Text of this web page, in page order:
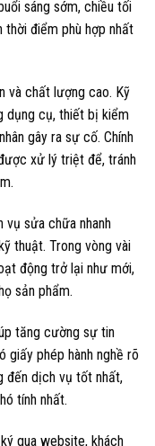
sáng sớm, chiều tối
thời điểm phù hợp nhất
và chất lượng cao. Kỹ
dụng cụ, thiết bị kiểm
gây ra sự cố. Chính
xử lý triệt để, tránh
vụ sửa chữa nhanh
thuật. Trong vòng vài
động trở lại như mới,
sản phẩm.
tăng cường sự tin
giấy phép hành nghề rõ
đến dịch vụ tốt nhất,
tính nhất.
qua website, khách